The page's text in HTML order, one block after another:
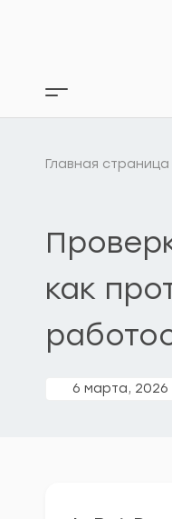
Кнопка
бокового
Главная страница
как
6 марта, 2026